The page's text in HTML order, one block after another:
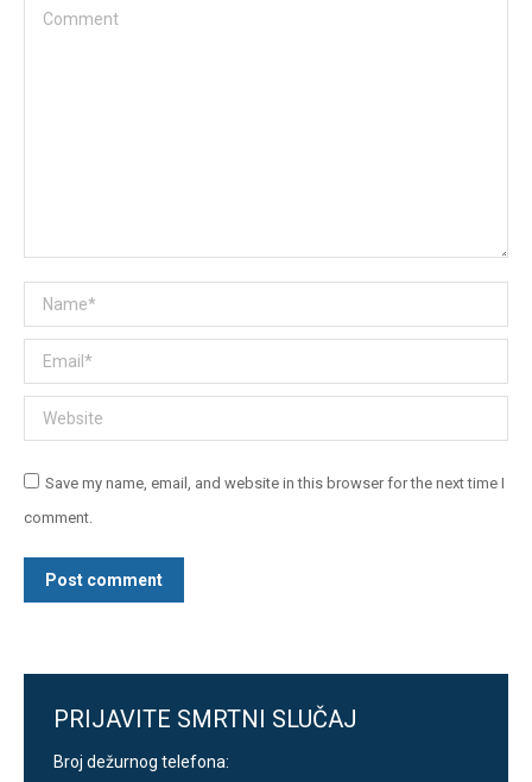
Comment
Name *
Email *
Website
Save my name, email, and website in this browser for the next time I
comment.
Post comment
PRIJAVITE SMRTNI SLUČAJ
Broj dežurnog telefona: